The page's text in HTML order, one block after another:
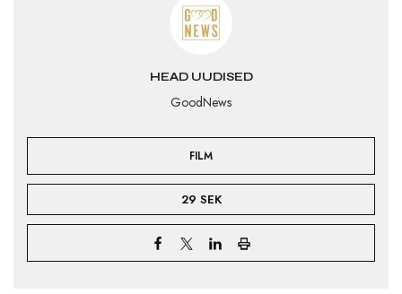
HEAD UUDISED
GoodNews
FILM
29 SEK